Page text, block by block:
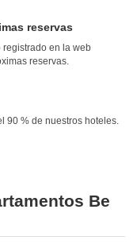
reservas
registrado en la web
reservas.
90 % de nuestros hoteles.
Be